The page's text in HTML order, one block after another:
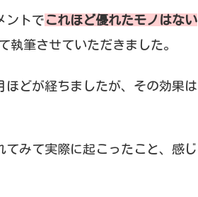
ントで これほど優れたモノはない
執筆させていただきました。
どが経ちましたが、その効果は
みて実際に起こったこと、感じ